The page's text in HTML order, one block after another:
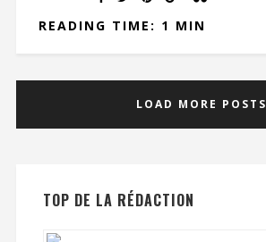
READING TIME: 1 MIN
LOAD MORE POSTS
TOP DE LA RÉDACTION